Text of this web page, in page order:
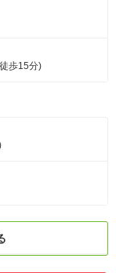
歩15分)